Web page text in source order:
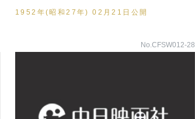
1952年(昭和27年) 02月21日公開
No.CFSW012-28